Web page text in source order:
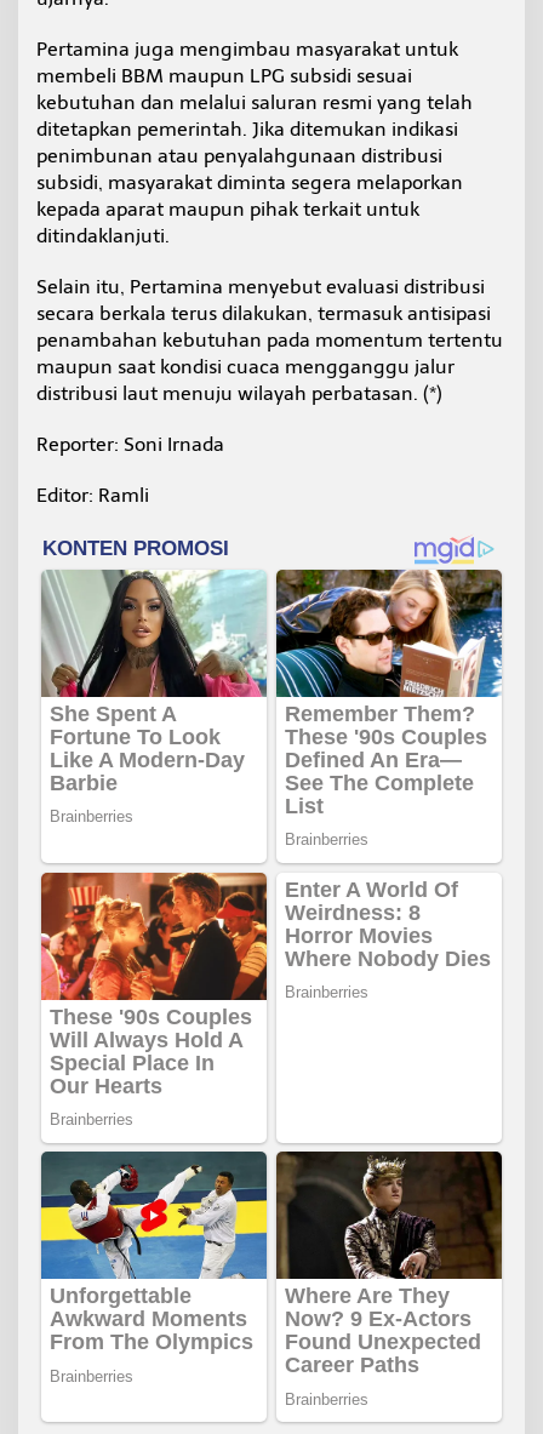
Pertamina juga mengimbau masyarakat untuk
membeli BBM maupun LPG subsidi sesuai
kebutuhan dan melalui saluran resmi yang telah
ditetapkan pemerintah. Jika ditemukan indikasi
penimbunan atau penyalahgunaan distribusi
subsidi, masyarakat diminta segera melaporkan
kepada aparat maupun pihak terkait untuk
ditindaklanjuti.
Selain itu, Pertamina menyebut evaluasi distribusi
secara berkala terus dilakukan, termasuk antisipasi
penambahan kebutuhan pada momentum tertentu
maupun saat kondisi cuaca mengganggu jalur
distribusi laut menuju wilayah perbatasan. (*)
Reporter: Soni Irnada
Editor: Ramli